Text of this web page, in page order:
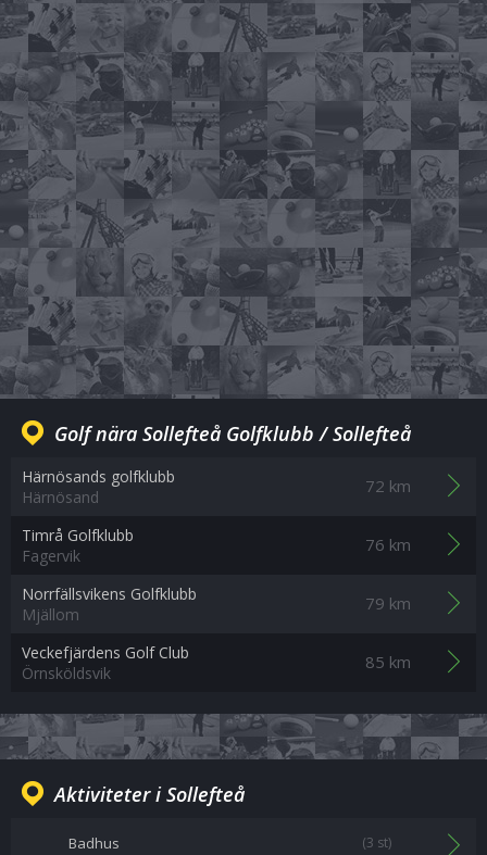
Golf nära Sollefteå Golfklubb / Sollefteå
Härnösands golfklubb
Härnösand
72 km
Timrå Golfklubb
Fagervik
76 km
Norrfällsvikens Golfklubb
Mjällom
79 km
Veckefjärdens Golf Club
Örnsköldsvik
85 km
Aktiviteter i Sollefteå
Badhus (3 st)